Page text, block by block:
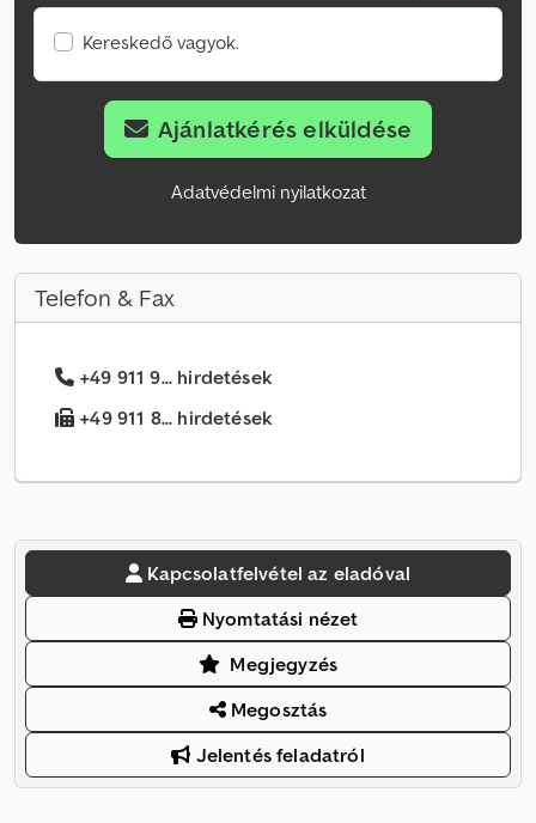
Kereskedő vagyok.
Ajánlatkérés elküldése
Adatvédelmi nyilatkozat
Telefon & Fax
+49 911 9... hirdetések
+49 911 8... hirdetések
Kapcsolatfelvétel az eladóval
Nyomtatási nézet
Megjegyzés
Megosztás
Jelentés feladatról